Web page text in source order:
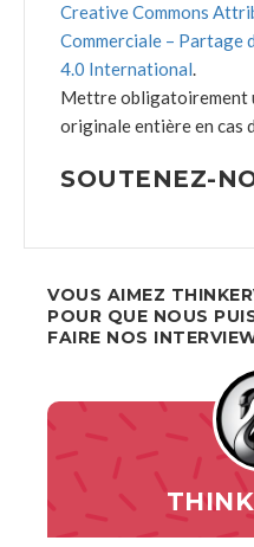
Creative Commons
Commerciale – Partage
4.0 International.
Mettre obligatoirement
originale entière en cas
SOUTENEZ-
VOUS AIMEZ
POUR QUE NOUS
FAIRE NOS